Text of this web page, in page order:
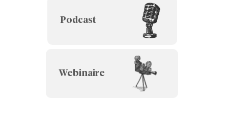
Podcast
Webinaire